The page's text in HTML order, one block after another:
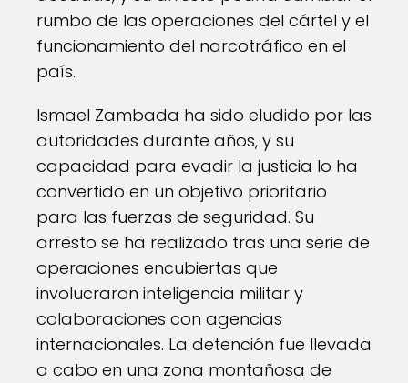
rumbo de las operaciones del cártel y el
funcionamiento del narcotráfico en el
país.
Ismael Zambada ha sido eludido por las
autoridades durante años, y su
capacidad para evadir la justicia lo ha
convertido en un objetivo prioritario
para las fuerzas de seguridad. Su
arresto se ha realizado tras una serie de
operaciones encubiertas que
involucraron inteligencia militar y
colaboraciones con agencias
internacionales. La detención fue llevada
a cabo en una zona montañosa de